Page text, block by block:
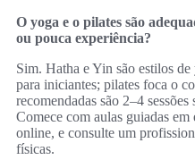
O yoga e o pilates são
ou pouca experiência?
Sim. Hatha e Yin são estilos
para iniciantes; pilates foca o
recomendadas são 2–4
Comece com aulas guiadas
online, e consulte um
físicas.